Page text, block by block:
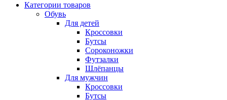
Категории товаров
Обувь
Для детей
Кроссовки
Бутсы
Сороконожки
Футзалки
Шлёпанцы
Для мужчин
Кроссовки
Бутсы